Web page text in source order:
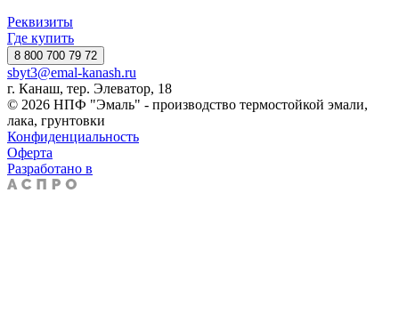
Реквизиты
Где купить
8 800 700 79 72
sbyt3@emal-kanash.ru
г. Канаш, тер. Элеватор, 18
© 2026 НПФ "Эмаль" - производство термостойкой эмали,
лака, грунтовки
Конфиденциальность
Оферта
Разработано в